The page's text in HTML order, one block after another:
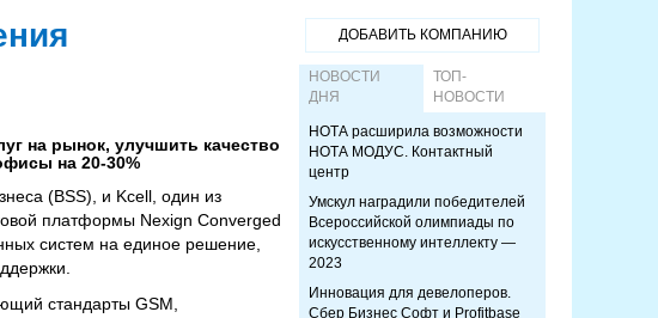
на рынок, улучшить качество
на 20-30%
(BSS), и Kcell, один из
платформы Nexign Converged
систем на единое решение,
стандарты GSM,
ДОБАВИТЬ КОМПАНИЮ
НОВОСТИ
ДНЯ
ТОП-
НОВОСТИ
НОТА расширила возможности
НОТА МОДУС. Контактный
центр
Умскул наградили победителей
Всероссийской олимпиады по
искусственному интеллекту —
2023
Инновация для девелоперов.
Сбер Бизнес Софт и Profitbase